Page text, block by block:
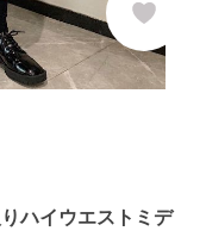
ハイウエストミデ